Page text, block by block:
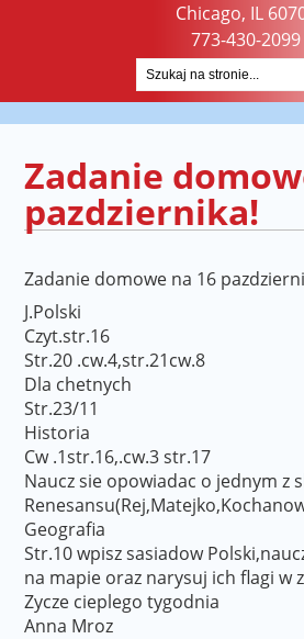
Chicago, IL
773-430-2099
Zadanie
pazdziernika!
Zadanie domowe na 16
J.Polski
Czyt.str.16
Str.20 .cw.4,str.21cw.8
Dla chetnych
Str.23/11
Historia
Cw .1str.16,.cw.3 str.17
Naucz sie opowiadac o jednym z
Renesansu(Rej,Matejko,
Geografia
Str.10 wpisz sasiadow
na mapie oraz narysuj ich flagi w
Zycze cieplego tygodnia
Anna Mroz